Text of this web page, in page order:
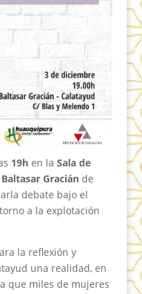
19hen la Sala de
Graciánde
debate bajo el
a la explotación
la reflexión y
una realidad, en
que miles de mujeres